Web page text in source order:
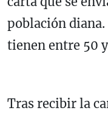
población diana.
tienen entre 50
Tras recibir la